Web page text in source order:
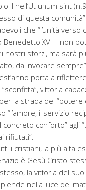
II nell’Ut unum sint
di questa comunità”.
che “l’unità verso
Benedetto XVI – non
nostri sforzi, ma sarà
da invocare
porta a
“sconfitta”, vittoria
la strada del “potere
“l’amore, il servizio
concreto conforto” agli
rifiutati”.
i cristiani, la più alta
è Gesù Cristo
la vittoria del
nella luce del